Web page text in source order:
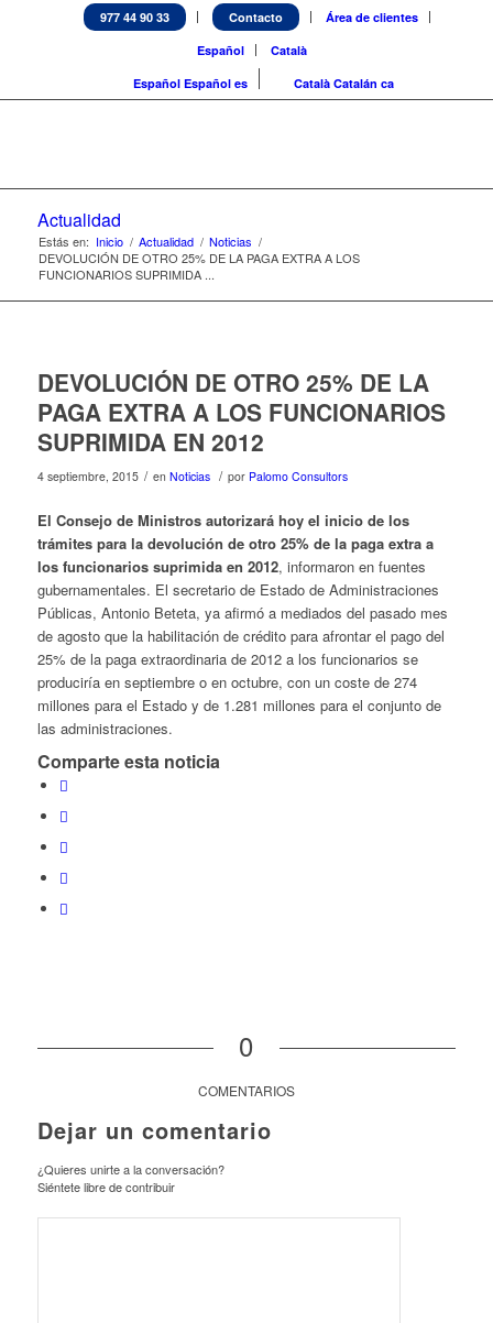
977 44 90 33 Contacto
Área de clientes
Español
Català
Español Español es Català Catalán ca
Actualidad
Estás en: Inicio / Actualidad / Noticias /
DEVOLUCIÓN DE OTRO 25% DE LA PAGA EXTRA A LOS
FUNCIONARIOS SUPRIMIDA ...
DEVOLUCIÓN DE OTRO 25% DE LA
PAGA EXTRA A LOS FUNCIONARIOS
SUPRIMIDA EN 2012
4 septiembre, 2015 / en Noticias / por Palomo Consultors
El Consejo de Ministros autorizará hoy el inicio de los
trámites para la devolución de otro 25% de la paga extra a
los funcionarios suprimida en 2012, informaron en fuentes
gubernamentales. El secretario de Estado de Administraciones
Públicas, Antonio Beteta, ya afirmó a mediados del pasado mes
de agosto que la habilitación de crédito para afrontar el pago del
25% de la paga extraordinaria de 2012 a los funcionarios se
produciría en septiembre o en octubre, con un coste de 274
millones para el Estado y de 1.281 millones para el conjunto de
las administraciones.
Comparte esta noticia
0
COMENTARIOS
Dejar un comentario
¿Quieres unirte a la conversación?
Siéntete libre de contribuir